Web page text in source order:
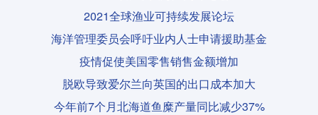
2021全球渔业可持续发展论坛
海洋管理委员会呼吁业内人士申请援助基金
疫情促使美国零售销售金额增加
脱欧导致爱尔兰向英国的出口成本加大
今年前7个月北海道鱼糜产量同比减少37%